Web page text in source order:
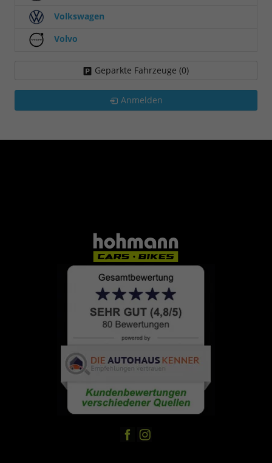
Volkswagen
Volvo
Geparkte Fahrzeuge (0)
Anmelden